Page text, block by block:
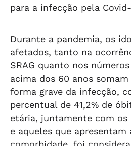
para a infecção pela Covid-
Durante a pandemia, os
afetados, tanto na
SRAG quanto nos
acima dos 60 anos somam
forma grave da infecção,
percentual de 41,2% de
etária, juntamente com os
e aqueles que